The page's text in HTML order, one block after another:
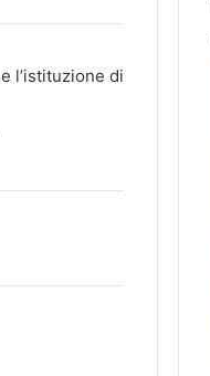
e l’istituzione di